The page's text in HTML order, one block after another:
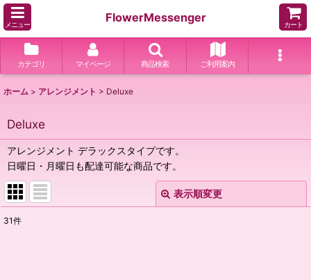
メニュー
FlowerMessenger
カート
カテゴリ マイページ 商品検索 ご利用案内
ホーム > アレンジメント > Deluxe
Deluxe
アレンジメント デラックスタイプです。
日曜日・月曜日も配達可能な商品です。
表示順変更
31件